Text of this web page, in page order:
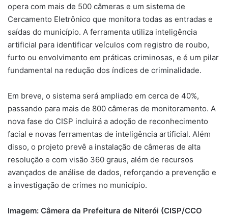
opera com mais de 500 câmeras e um sistema de
Cercamento Eletrônico que monitora todas as entradas e
saídas do município. A ferramenta utiliza inteligência
artificial para identificar veículos com registro de roubo,
furto ou envolvimento em práticas criminosas, e é um pilar
fundamental na redução dos índices de criminalidade.
Em breve, o sistema será ampliado em cerca de 40%,
passando para mais de 800 câmeras de monitoramento. A
nova fase do CISP incluirá a adoção de reconhecimento
facial e novas ferramentas de inteligência artificial. Além
disso, o projeto prevê a instalação de câmeras de alta
resolução e com visão 360 graus, além de recursos
avançados de análise de dados, reforçando a prevenção e
a investigação de crimes no município.
Imagem: Câmera da Prefeitura de Niterói (CISP/CCO